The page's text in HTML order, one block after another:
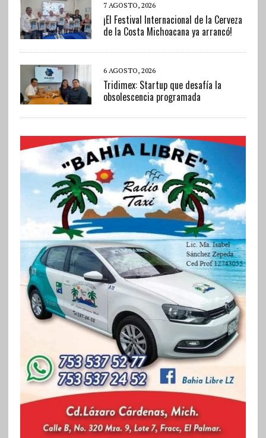
7 AGOSTO, 2026
¡El Festival Internacional de la Cerveza
de la Costa Michoacana ya arrancó!
6 AGOSTO, 2026
Tridimex: Startup que desafía la
obsolescencia programada